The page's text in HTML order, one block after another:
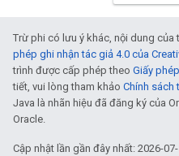
Trừ phi có lưu ý khác, nội dung
phép ghi nhận tác giả 4.0 của
trình được cấp phép theo Giấy
tiết, vui lòng tham khảo Chính sách
Java là nhãn hiệu đã đăng ký của
Oracle.
Cập nhật lần gần đây nhất: 2026-